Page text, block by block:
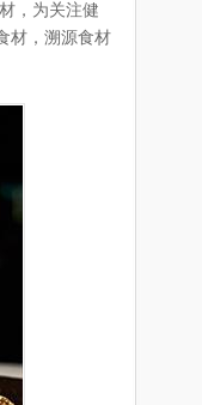
，为关注健
材，溯源食材